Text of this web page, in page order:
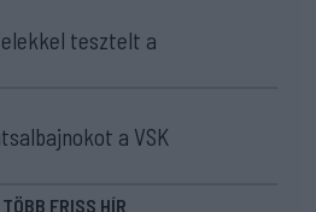
tesztelt a
a VSK
TÖBB FRISS HÍR